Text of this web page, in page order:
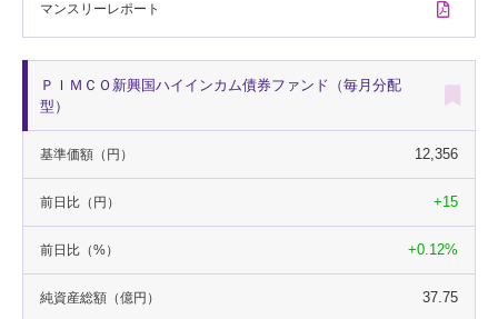
マンスリーレポート
ＰＩＭＣＯ新興国ハイインカム債券ファンド（毎月分配
型）
基準価額 （円） 12,356
前日比 （円） +15
前日比 （%） +0.12%
純資産総額 （億円） 37.75